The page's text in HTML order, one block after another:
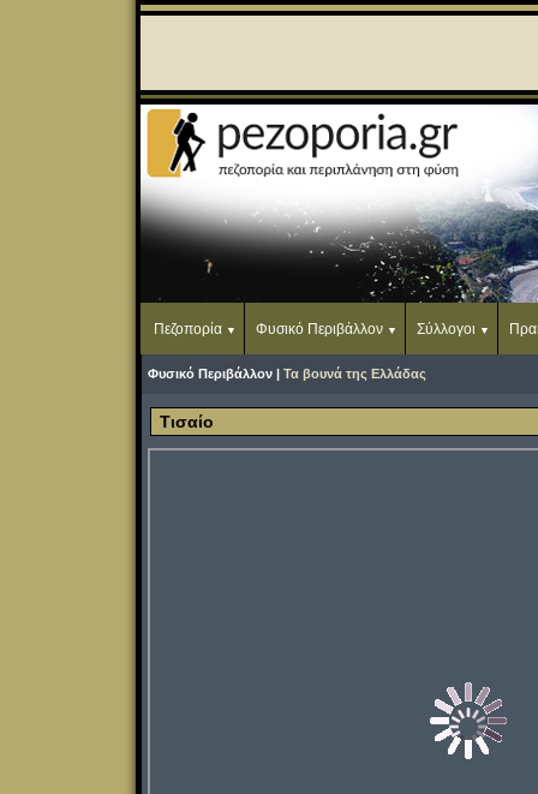
Πεζοπορία Φυσικό Περιβάλλον Σύλλογοι
Φυσικό Περιβάλλον | Τα βουνά της Ελλάδας
Τισαίο